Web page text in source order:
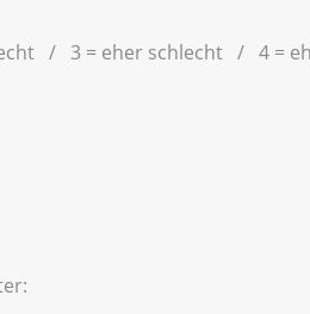
/ 3 = eher schlecht / 4 =